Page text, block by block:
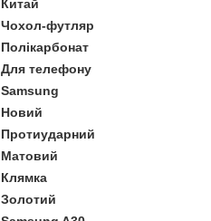
Китай
Чохол-футляр
Полікарбонат
Для телефону
Samsung
Новий
Протиударний
Матовий
Клямка
Золотий